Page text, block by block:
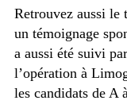
Retrouvez aussi le
un témoignage
a aussi été suivi
l’opération à
les candidats de A